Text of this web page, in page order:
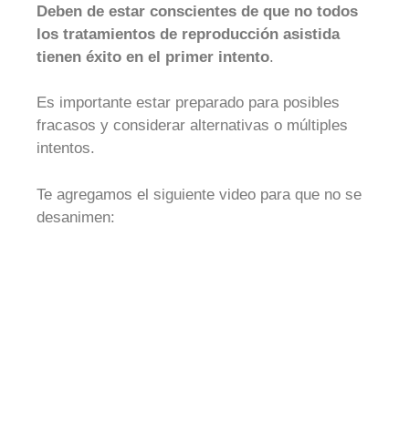
Deben de estar conscientes de que no todos
los tratamientos de reproducción asistida
tienen éxito en el primer intento.
Es importante estar preparado para posibles
fracasos y considerar alternativas o múltiples
intentos.
Te agregamos el siguiente video para que no se
desanimen: